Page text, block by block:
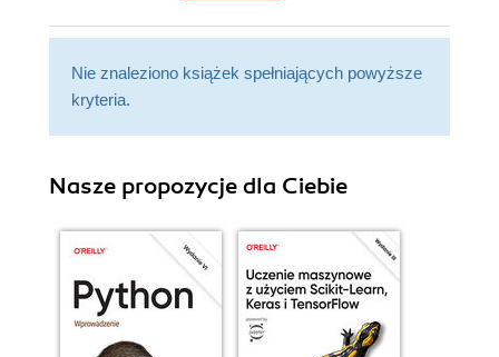
Nie znaleziono książek spełniających powyższe
kryteria.
Nasze propozycje dla Ciebie